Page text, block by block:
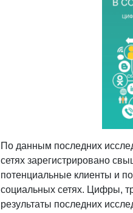
По данным последних
сетях зарегистрировано
потенциальные клиенты и
социальных сетях. Цифры,
результаты последних